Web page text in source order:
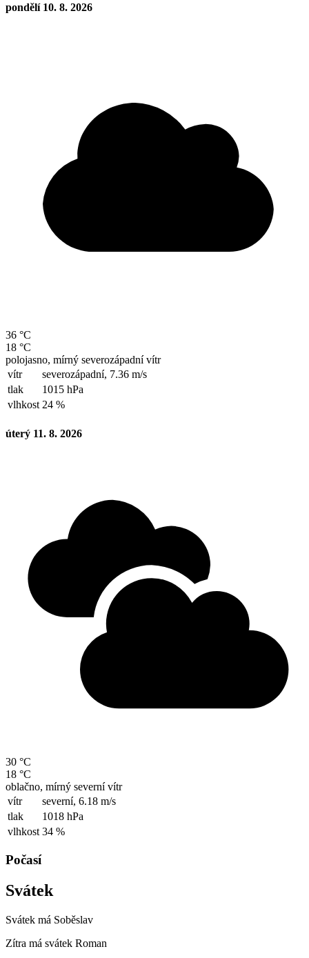
pondělí 10. 8. 2026
36 °C
18 °C
polojasno, mírný severozápadní vítr
vítr
severozápadní, 7.36 m/s
tlak
1015 hPa
vlhkost 24 %
úterý 11. 8. 2026
30 °C
18 °C
oblačno, mírný severní vítr
vítr
severní, 6.18 m/s
tlak
1018 hPa
vlhkost 34 %
Počasí
Svátek
Svátek má Soběslav
Zítra má svátek Roman